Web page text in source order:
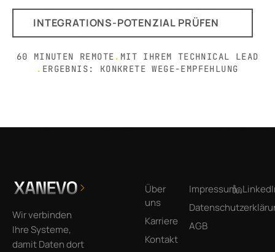
INTEGRATIONS-POTENZIAL PRÜFEN
60 MINUTEN REMOTE . MIT IHREM TECHNICAL LEAD
. ERGEBNIS: KONKRETE WEGE-EMPFEHLUNG
Wir verbinden
Ihre Systeme,
damit Daten dort
Über
uns
Karriere
Kontakt
Impressum
AGB